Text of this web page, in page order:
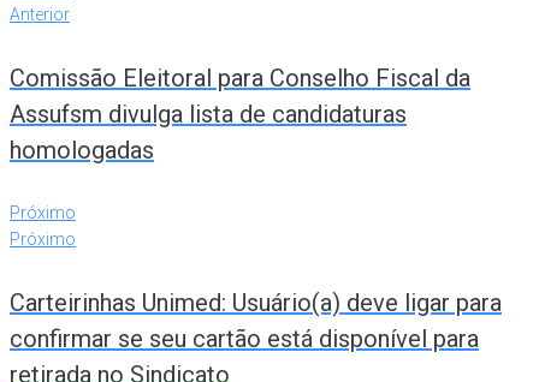
Anterior
Comissão Eleitoral para Conselho Fiscal da
Assufsm divulga lista de candidaturas
homologadas
Próximo
Próximo
Carteirinhas Unimed: Usuário(a) deve ligar para
confirmar se seu cartão está disponível para
retirada no Sindicato